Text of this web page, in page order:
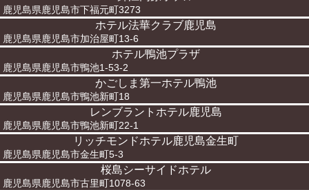
鹿児島県鹿児島市下福元町3273
ホテル法華クラブ鹿児島
鹿児島県鹿児島市加治屋町13-6
ホテル鴨池プラザ
鹿児島県鹿児島市鴨池1-53-2
かごしま第一ホテル鴨池
鹿児島県鹿児島市鴨池新町18
レンブラントホテル鹿児島
鹿児島県鹿児島市鴨池新町22-1
リッチモンドホテル鹿児島金生町
鹿児島県鹿児島市金生町5-3
桜島シーサイドホテル
鹿児島県鹿児島市古里町1078-63